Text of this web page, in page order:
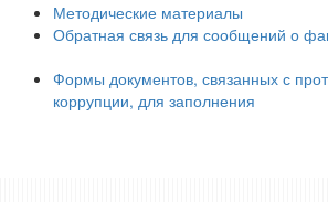
Методические материалы
Обратная связь для сообщений о
Формы документов, связанных с
коррупции, для заполнения